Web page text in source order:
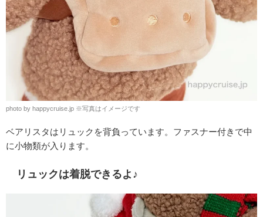
photo by happycruise.jp ※写真はイメージです
ベアリスタはリュックを背負っています。ファスナー付きで中
に小物類が入ります。
リュックは着脱できるよ♪